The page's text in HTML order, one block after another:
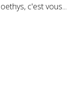
c'est vous...